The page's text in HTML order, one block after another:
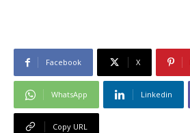
Facebook X
WhatsApp Linkedin
Copy URL